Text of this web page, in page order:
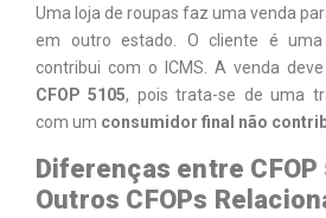
Uma loja de roupas faz uma venda
em outro estado. O cliente é
contribui com o ICMS. A venda
CFOP 5105, pois trata-se de uma
com um consumidor final não
Diferenças entre CFOP
Outros CFOPs